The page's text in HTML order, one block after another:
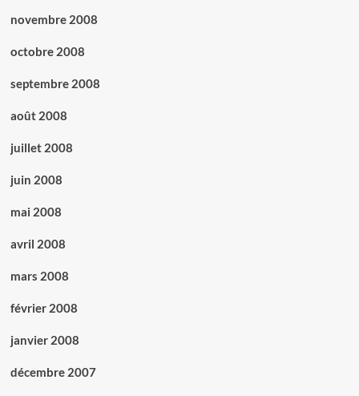
novembre 2008
octobre 2008
septembre 2008
août 2008
juillet 2008
juin 2008
mai 2008
avril 2008
mars 2008
février 2008
janvier 2008
décembre 2007